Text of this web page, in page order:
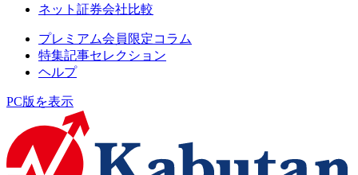
ネット証券会社比較
プレミアム会員限定コラム
特集記事セレクション
ヘルプ
PC版を表示